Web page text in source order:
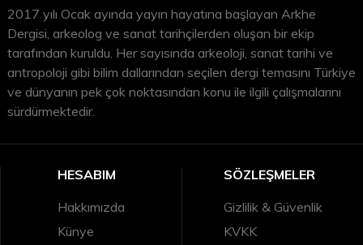
2017 yılı Ocak ayında yayın hayatına başlayan Arkhe
Dergisi, arkeolog ve sanat tarihçilerden oluşan bir ekip
tarafından kuruldu. Her sayısında arkeoloji, sanat tarihi ve
antropoloji gibi bilim dallarından seçilen dergi temasını Türkiye
ve dünyanın pek çok noktasından konu ile ilgili çalışmalarını
sürdürmektedir.
HESABIM
Hakkımızda
Künye
SÖZLEŞMELER
Gizlilik & Güvenlik
KVKK